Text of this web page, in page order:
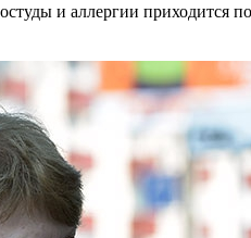
и аллергии приходится